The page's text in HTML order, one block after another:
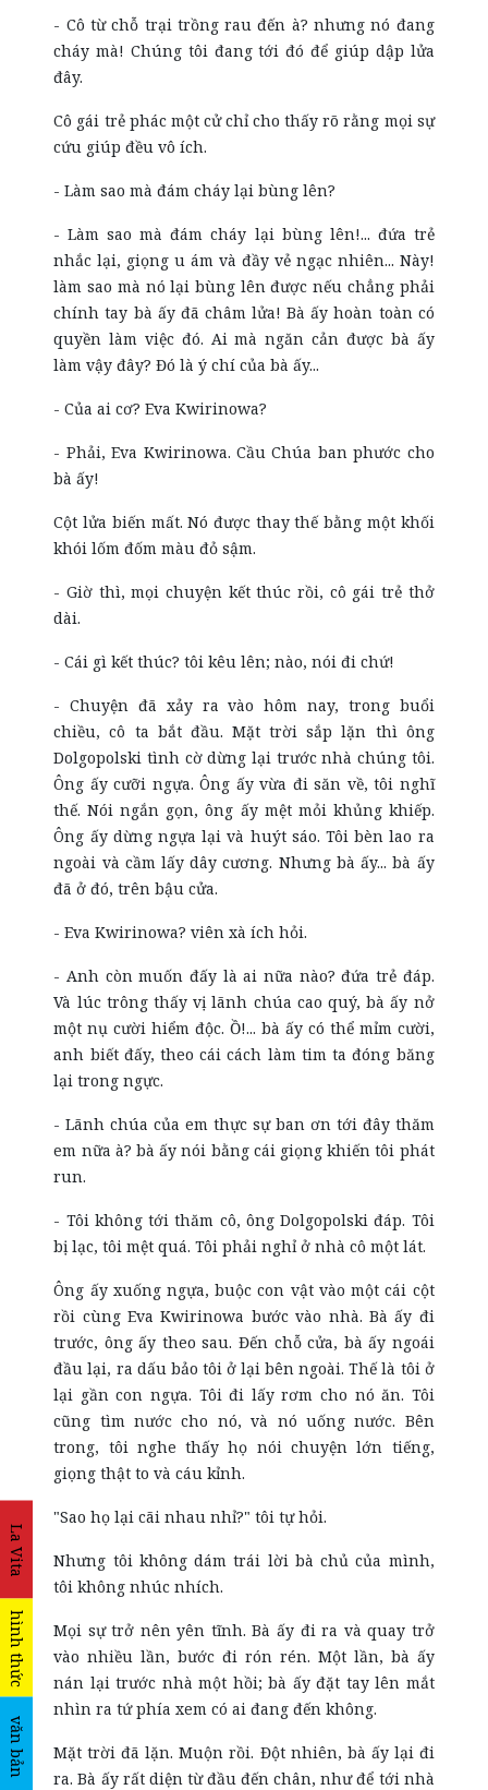
La Vita
hình thức
văn bản
- Cô từ chỗ trại trồng rau đến à? nhưng nó đang
cháy mà! Chúng tôi đang tới đó để giúp dập lửa
đây.
Cô gái trẻ phác một cử chỉ cho thấy rõ rằng mọi sự
cứu giúp đều vô ích.
- Làm sao mà đám cháy lại bùng lên?
- Làm sao mà đám cháy lại bùng lên!... đứa trẻ
nhắc lại, giọng u ám và đầy vẻ ngạc nhiên... Này!
làm sao mà nó lại bùng lên được nếu chẳng phải
chính tay bà ấy đã châm lửa! Bà ấy hoàn toàn có
quyền làm việc đó. Ai mà ngăn cản được bà ấy
làm vậy đây? Đó là ý chí của bà ấy...
- Của ai cơ? Eva Kwirinowa?
- Phải, Eva Kwirinowa. Cầu Chúa ban phước cho
bà ấy!
Cột lửa biến mất. Nó được thay thế bằng một khối
khói lốm đốm màu đỏ sậm.
- Giờ thì, mọi chuyện kết thúc rồi, cô gái trẻ thở
dài.
- Cái gì kết thúc? tôi kêu lên; nào, nói đi chứ!
- Chuyện đã xảy ra vào hôm nay, trong buổi
chiều, cô ta bắt đầu. Mặt trời sắp lặn thì ông
Dolgopolski tình cờ dừng lại trước nhà chúng tôi.
Ông ấy cưỡi ngựa. Ông ấy vừa đi săn về, tôi nghĩ
thế. Nói ngắn gọn, ông ấy mệt mỏi khủng khiếp.
Ông ấy dừng ngựa lại và huýt sáo. Tôi bèn lao ra
ngoài và cầm lấy dây cương. Nhưng bà ấy... bà ấy
đã ở đó, trên bậu cửa.
- Eva Kwirinowa? viên xà ích hỏi.
- Anh còn muốn đấy là ai nữa nào? đứa trẻ đáp.
Và lúc trông thấy vị lãnh chúa cao quý, bà ấy nở
một nụ cười hiểm độc. Ồ!... bà ấy có thể mỉm cười,
anh biết đấy, theo cái cách làm tim ta đóng băng
lại trong ngực.
- Lãnh chúa của em thực sự ban ơn tới đây thăm
em nữa à? bà ấy nói bằng cái giọng khiến tôi phát
run.
- Tôi không tới thăm cô, ông Dolgopolski đáp. Tôi
bị lạc, tôi mệt quá. Tôi phải nghỉ ở nhà cô một lát.
Ông ấy xuống ngựa, buộc con vật vào một cái cột
rồi cùng Eva Kwirinowa bước vào nhà. Bà ấy đi
trước, ông ấy theo sau. Đến chỗ cửa, bà ấy ngoái
đầu lại, ra dấu bảo tôi ở lại bên ngoài. Thế là tôi ở
lại gần con ngựa. Tôi đi lấy rơm cho nó ăn. Tôi
cũng tìm nước cho nó, và nó uống nước. Bên
trong, tôi nghe thấy họ nói chuyện lớn tiếng,
giọng thật to và cáu kỉnh.
"Sao họ lại cãi nhau nhỉ?" tôi tự hỏi.
Nhưng tôi không dám trái lời bà chủ của mình,
tôi không nhúc nhích.
Mọi sự trở nên yên tĩnh. Bà ấy đi ra và quay trở
vào nhiều lần, bước đi rón rén. Một lần, bà ấy
nán lại trước nhà một hồi; bà ấy đặt tay lên mắt
nhìn ra tứ phía xem có ai đang đến không.
Mặt trời đã lặn. Muộn rồi. Đột nhiên, bà ấy lại đi
ra. Bà ấy rất diện từ đầu đến chân, như để tới nhà